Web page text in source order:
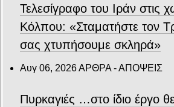
Τελεσίγραφο του Ιράν στις
Κόλπου: «Σταματήστε τον
σας χτυπήσουμε σκληρά»
Αυγ 06, 2026ΑΡΘΡΑ - ΑΠΟΨΕΙΣ
Πυρκαγιές …στο ίδιο έργο